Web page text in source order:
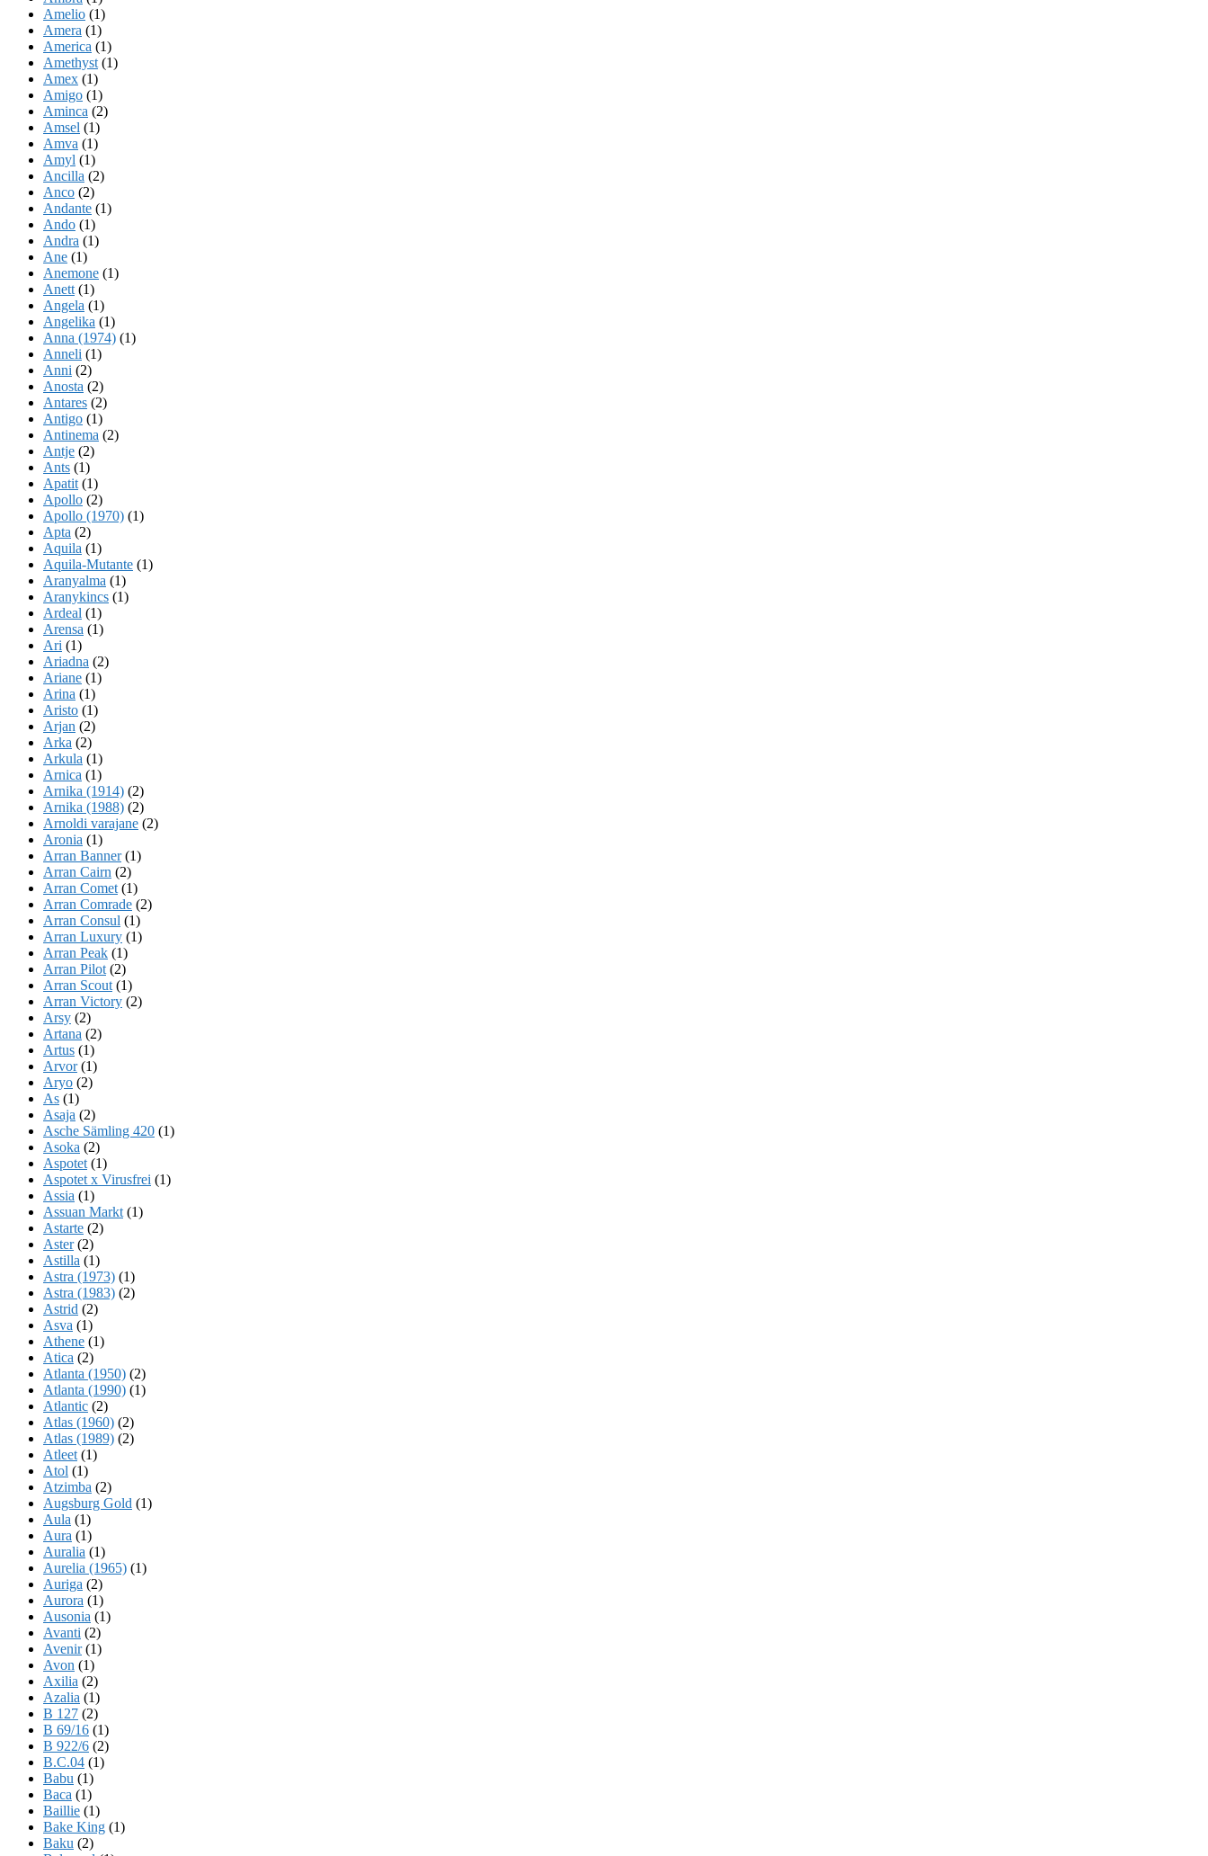
Amelio (1)
Amera (1)
America (1)
Amethyst (1)
Amex (1)
Amigo (1)
Aminca (2)
Amsel (1)
Amva (1)
Amyl (1)
Ancilla (2)
Anco (2)
Andante (1)
Ando (1)
Andra (1)
Ane (1)
Anemone (1)
Anett (1)
Angela (1)
Angelika (1)
Anna (1974) (1)
Anneli (1)
Anni (2)
Anosta (2)
Antares (2)
Antigo (1)
Antinema (2)
Antje (2)
Ants (1)
Apatit (1)
Apollo (2)
Apollo (1970) (1)
Apta (2)
Aquila (1)
Aquila-Mutante (1)
Aranyalma (1)
Aranykincs (1)
Ardeal (1)
Arensa (1)
Ari (1)
Ariadna (2)
Ariane (1)
Arina (1)
Aristo (1)
Arjan (2)
Arka (2)
Arkula (1)
Arnica (1)
Arnika (1914) (2)
Arnika (1988) (2)
Arnoldi varajane (2)
Aronia (1)
Arran Banner(1)
Arran Cairn (2)
Arran Comet (1)
Arran Comrade (2)
Arran Consul (1)
Arran Luxury (1)
Arran Peak (1)
Arran Pilot (2)
Arran Scout (1)
Arran Victory (2)
Arsy (2)
Artana (2)
Artus (1)
Arvor(1)
Aryo (2)
As (1)
Asaja (2)
Asche Sämling 420 (1)
Asoka (2)
Aspotet (1)
Aspotet x Virusfrei (1)
Assia (1)
Assuan Markt (1)
Astarte (2)
Aster(2)
Astilla (1)
Astra (1973) (1)
Astra (1983) (2)
Astrid (2)
Asva (1)
Athene (1)
Atica (2)
Atlanta (1950) (2)
Atlanta (1990) (1)
Atlantic (2)
Atlas (1960) (2)
Atlas (1989) (2)
Atleet (1)
Atol (1)
Atzimba (2)
Augsburg Gold (1)
Aula (1)
Aura (1)
Auralia (1)
Aurelia (1965) (1)
Auriga (2)
Aurora (1)
Ausonia (1)
Avanti (2)
Avenir(1)
Avon (1)
Axilia (2)
Azalia (1)
B 127 (2)
B 69/16 (1)
B 922/6 (2)
B.C.04 (1)
Babu (1)
Baca (1)
Baillie (1)
Bake King (1)
Baku (2)